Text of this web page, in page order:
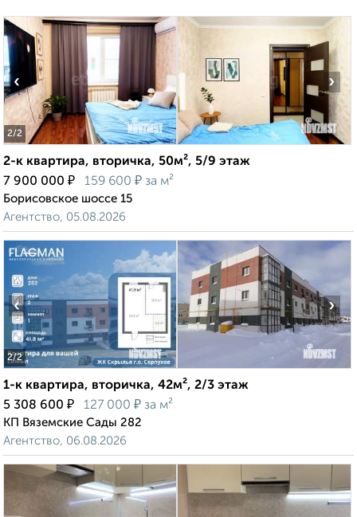
2/2
‹ ›
2-к квартира, вторичка, 50м², 5/9 этаж
7 900 000 ₽ 159 600 ₽ за м²
Борисовское шоссе 15
Агентство, 05.08.2026
2/2
‹ ›
1-к квартира, вторичка, 42м², 2/3 этаж
5 308 600 ₽ 127 000 ₽ за м²
КП Вяземские Сады 282
Агентство, 06.08.2026